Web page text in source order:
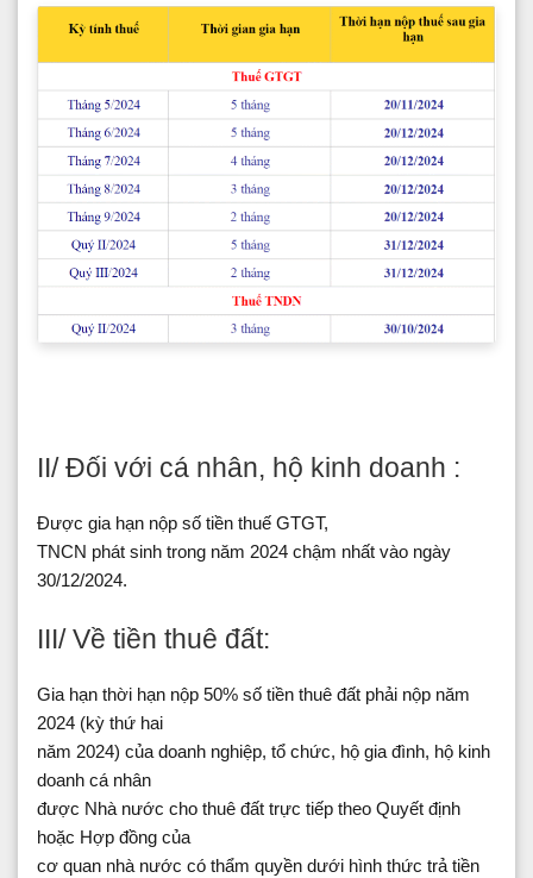
II/ Đối với cá nhân, hộ kinh doanh :
Được gia hạn nộp số tiền thuế GTGT,
TNCN phát sinh trong năm 2024 chậm nhất vào ngày
30/12/2024.
III/ Về tiền thuê đất:
Gia hạn thời hạn nộp 50% số tiền thuê đất phải nộp năm
2024 (kỳ thứ hai
năm 2024) của doanh nghiệp, tổ chức, hộ gia đình, hộ kinh
doanh cá nhân
được Nhà nước cho thuê đất trực tiếp theo Quyết định
hoặc Hợp đồng của
cơ quan nhà nước có thẩm quyền dưới hình thức trả tiền